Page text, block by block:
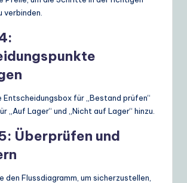
verbinden.
Entscheidungsbox für „Bestand prüfen“
„Auf Lager“ und „Nicht auf Lager“ hinzu.
Überprüfen und
den Flussdiagramm, um sicherzustellen,